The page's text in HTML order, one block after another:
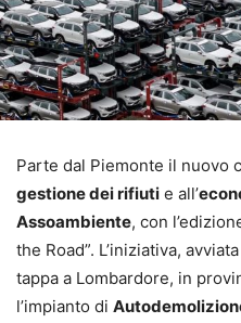
Parte dal Piemonte il nuovo
gestione dei rifiuti e all’
Assoambiente, con
the Road”. L’iniziativa,
tappa a Lombardore, in
l’impianto di